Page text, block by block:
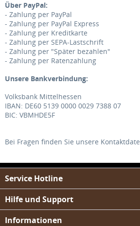
Über PayPal:
- Zahlung per PayPal
- Zahlung per PayPal Express
- Zahlung per Kreditkarte
- Zahlung per SEPA-Lastschrift
- Zahlung per "Später bezahlen"
- Zahlung per Ratenzahlung
Unsere Bankverbindung:
Volksbank Mittelhessen
IBAN: DE60 5139 0000 0029 7388 07
BIC: VBMHDE5F
Bei Fragen finden Sie unsere
Service Hotline
Hilfe und Support
Informationen